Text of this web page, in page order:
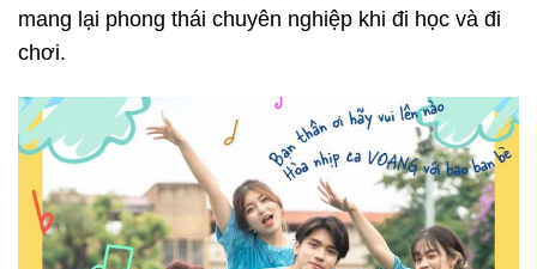
mang lại phong thái chuyên nghiệp khi đi học và đi
chơi.